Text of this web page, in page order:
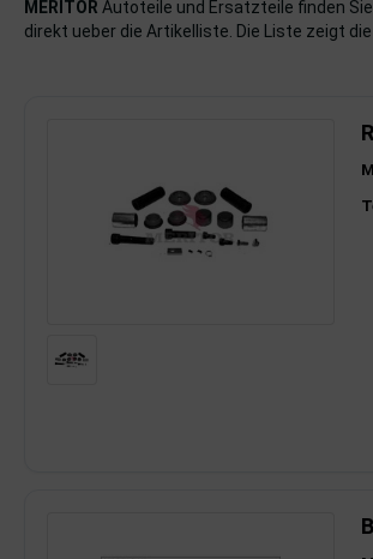
MERITOR Autoteile und Ersatzteile finden
direkt ueber die Artikelliste. Die Liste zeigt